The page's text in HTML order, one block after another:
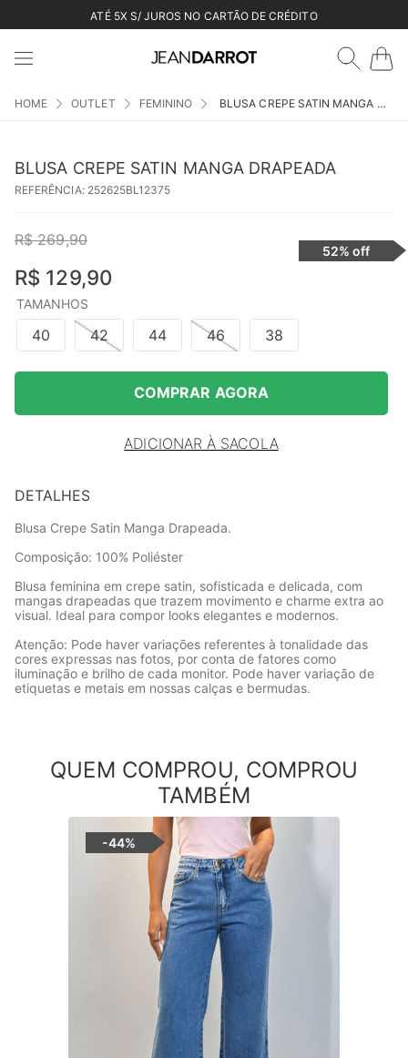
ATÉ 5X S/ JUROS NO CARTÃO DE CRÉDITO
OUTLET FEMININO BLUSA CREPE SATIN MANGA DRAPEADA
BLUSA CREPE SATIN MANGA DRAPEADA
REFERÊNCIA: 252625BL12375
R$ 269,90
R$ 129,90
52% off
TAMANHOS
40 42 44 46 38
COMPRAR AGORA
ADICIONAR À SACOLA
DETALHES
Blusa Crepe Satin Manga Drapeada.
Composição: 100% Poliéster
Blusa feminina em crepe satin, sofisticada e delicada, com
mangas drapeadas que trazem movimento e charme extra ao
visual. Ideal para compor looks elegantes e modernos.
Atenção: Pode haver variações referentes à tonalidade das
cores expressas nas fotos, por conta de fatores como
iluminação e brilho de cada monitor. Pode haver variação de
etiquetas e metais em nossas calças e bermudas.
QUEM COMPROU, COMPROU
TAMBÉM
-44%